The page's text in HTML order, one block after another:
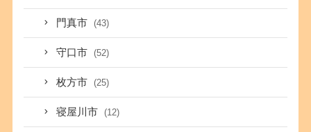
門真市 (43)
守口市 (52)
枚方市 (25)
寝屋川市 (12)